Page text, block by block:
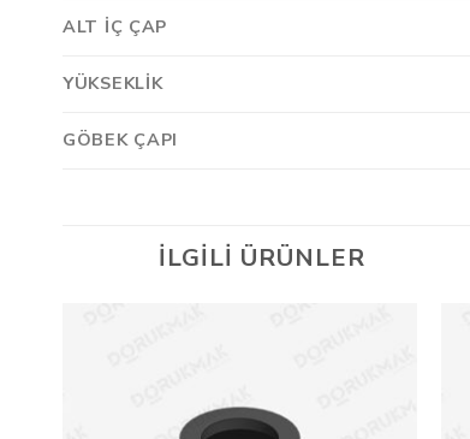
ALT İÇ ÇAP
YÜKSEKLIK
GÖBEK ÇAPI
İLGILI ÜRÜNLER